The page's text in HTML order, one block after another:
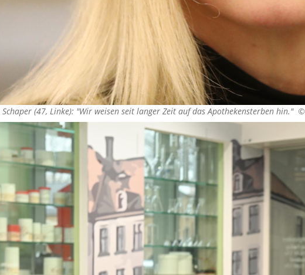
Schaper (47, Linke): "Wir weisen seit langer Zeit auf das Apothekensterben hin." ©